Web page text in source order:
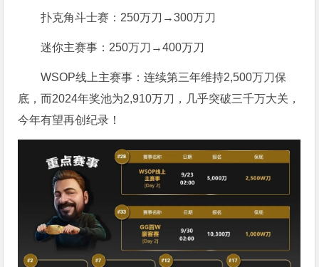
扑克角斗士赛：250万刀→300万刀
迷你主赛事：250万刀→400万刀
WSOP线上主赛事：连续第三年维持2,500万刀保
底，而2024年奖池为2,910万刀，几乎突破三千万大关，
今年有望再创纪录！